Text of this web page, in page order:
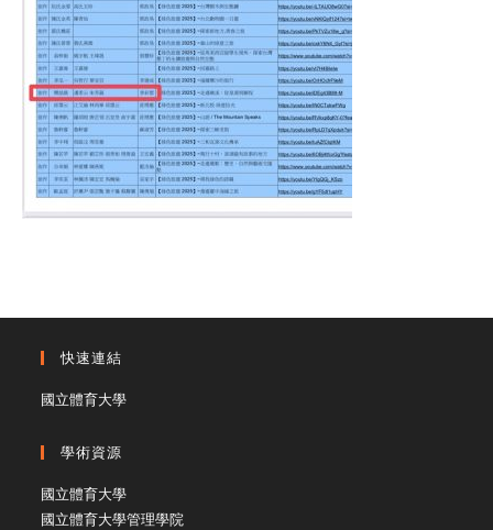
快速連結
國立體育大學
學術資源
國立體育大學
國立體育大學管理學院